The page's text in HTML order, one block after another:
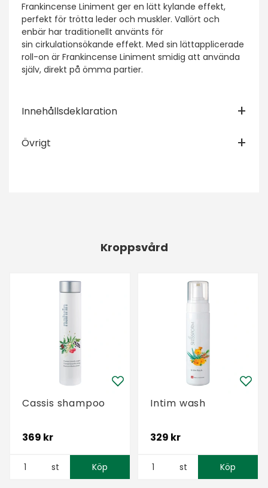
Frankincense Liniment ger en lätt kylande effekt,
perfekt för trötta leder och muskler. Vallört och
enbär har traditionellt använts för
sin cirkulationsökande effekt. Med sin lättapplicerade
roll-on är Frankincense Liniment smidig att använda
själv, direkt på ömma partier.
Innehållsdeklaration
Övrigt
Kroppsvård
Cassis shampoo
369 kr
st Köp
Intim wash
329 kr
st Köp